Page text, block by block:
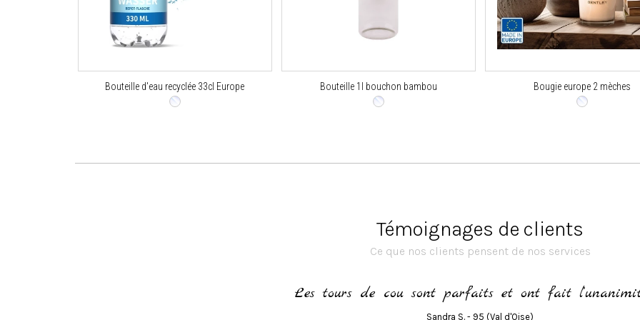
Bouteille d'eau recyclée 33cl Europe Bouteille 1l bouchon bambou Bougie europe 2 mèches
Témoignages de clients
Ce que nos clients pensent de nos services
Les tours de cou sont parfaits et ont fait
Sandra S. - 95 (Val d'Oise)